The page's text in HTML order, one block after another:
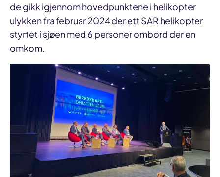
de gikk igjennom hovedpunktene i helikopter
ulykken fra februar 2024 der ett SAR helikopter
styrtet i sjøen med 6 personer ombord der en
omkom.